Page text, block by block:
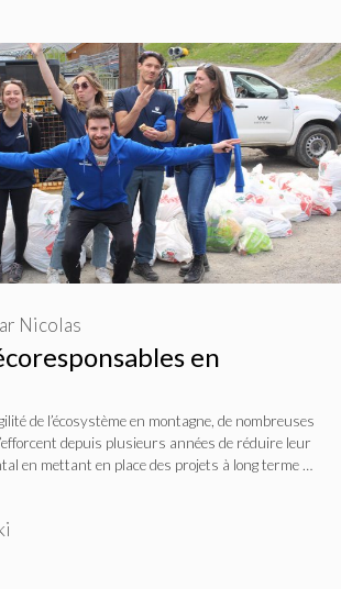
en
Nicolas
de l’écosystème en montagne, de nombreuses
depuis plusieurs années de réduire leur
en mettant en place des projets à long terme …